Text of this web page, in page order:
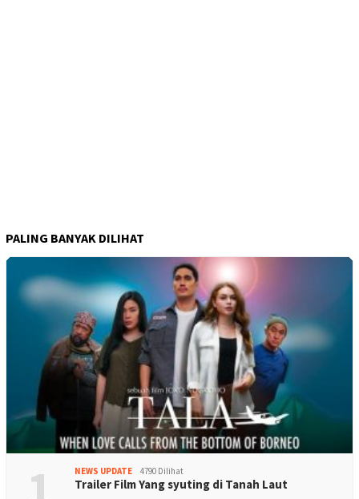
PALING BANYAK DILIHAT
NEWS UPDATE 4790 Dilihat
Trailer Film Yang syuting di Tanah Laut